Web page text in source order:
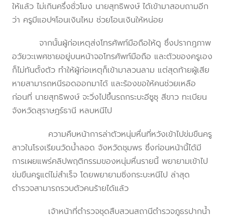
ให้แล้ว ไม่เกินครึ่งชั่วโมง นายสุทธิพงษ์ ได้เข้ามาสอบถามอีก
ว่า ครูมีแอปฯโอนเงินไหม ช่วยโอนเงินให้หน่อย
จากนั้นผู้ก่อเหตุส่งโทรศัพท์มือถือให้ดู ซึ่งปรากฎภาพ
อวัยวะเพศชายอยู่บนหน้าจอโทรศัพท์มือถือ และตัวของครูเอง
ก็ไม่ทันตั้งตัว ทำให้ผู้ก่อเหตุก็เข้ามาลวนลาม แต่สุดท้ายผู้เสีย
หายสามารถหนีรอดออกมาได้ และร้องขอให้คนช่วยเหลือ
ก่อนที่ นายสุทธิพงษ์ จะวิ่งไปขึ้นรถกระบะอีซูซุ สีขาว ทะเบียน
จังหวัดสุราษฎร์ธานี หลบหนีไป
ความคืบหน้าการล่าตัวหนุ่มหื่นที่หวังเข้าไปข่มขืนครู
สาวในโรงเรียนวัดน้ำลอด จังหวัดชุมพร ซึ่งก่อนหน้านี้ได้มี
การเผยแพร่คลิปพฤติกรรมของหนุ่มหื่นรายนี้ พยายามเข้าไป
ข่มขืนครูแต่ไม่สำเร็จ โดยพยายามซิ่งกระบะหนีไป ล่าสุด
ตำรวจสามารถรวบตัวคนร้ายได้แล้ว
เจ้าหน้าที่ตำรวจชุดสืบสวนสถานีตำรวจภูธรปากน้ำ